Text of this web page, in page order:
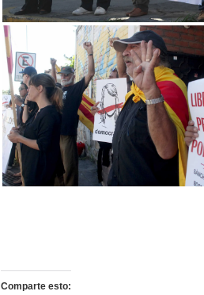
Comparte esto: